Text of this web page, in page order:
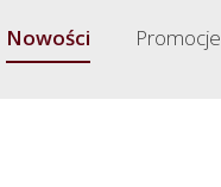
Nowości Promocje